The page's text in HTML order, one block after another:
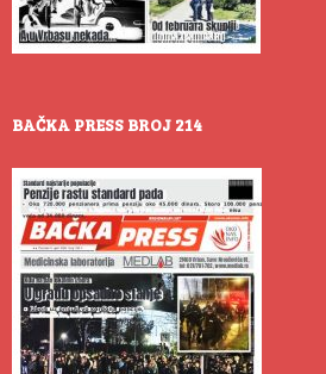
BAČKA PRESS BROJ 214